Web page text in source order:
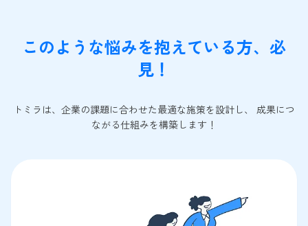
このような悩みを抱えている方、必
見！
トミラは、企業の課題に合わせた最適な施策を設計し、 成果につ
ながる仕組みを構築します！